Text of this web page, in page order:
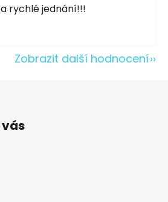
rychlé jednání!!!
Zobrazit další hodnocení